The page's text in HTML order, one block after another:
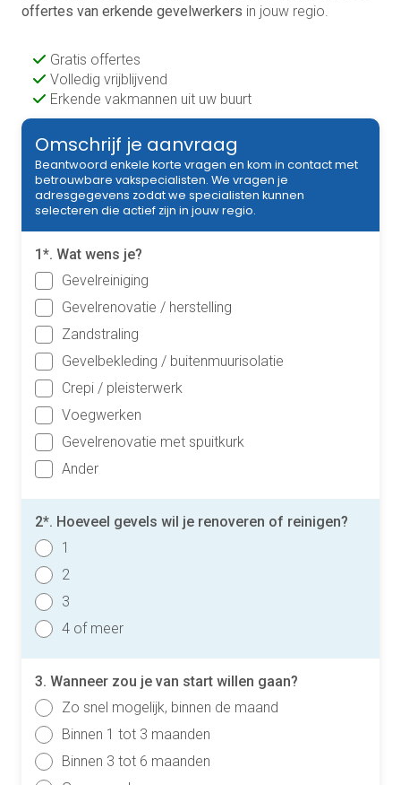
offertes van erkende gevelwerkers in jouw regio.
Gratis offertes
Volledig vrijblijvend
Erkende vakmannen uit uw buurt
Omschrijf je aanvraag
Beantwoord enkele korte vragen en kom in contact met
betrouwbare vakspecialisten. We vragen je
adresgegevens zodat we specialisten kunnen
selecteren die actief zijn in jouw regio.
1*. Wat wens je?
Gevelreiniging
Gevelrenovatie / herstelling
Zandstraling
Gevelbekleding / buitenmuurisolatie
Crepi / pleisterwerk
Voegwerken
Gevelrenovatie met spuitkurk
Ander
2*. Hoeveel gevels wil je renoveren of reinigen?
1
2
3
4 of meer
3. Wanneer zou je van start willen gaan?
Zo snel mogelijk, binnen de maand
Binnen 1 tot 3 maanden
Binnen 3 tot 6 maanden